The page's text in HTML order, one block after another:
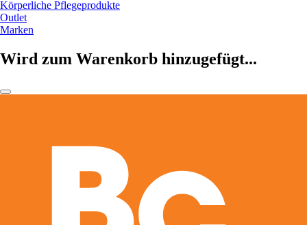
Körperliche Pflegeprodukte
Outlet
Marken
Wird zum Warenkorb hinzugefügt...